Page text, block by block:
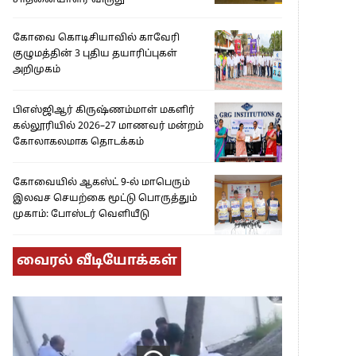
கோவை கொடிசியாவில் காவேரி
குழுமத்தின் 3 புதிய தயாரிப்புகள்
அறிமுகம்
பிஎஸ்ஜிஆர் கிருஷ்ணம்மாள் மகளிர்
கல்லூரியில் 2026–27 மாணவர் மன்றம்
கோலாகலமாக தொடக்கம்
கோவையில் ஆகஸ்ட் 9-ல் மாபெரும்
இலவச செயற்கை மூட்டு பொருத்தும்
முகாம்: போஸ்டர் வெளியீடு
வைரல் வீடியோக்கள்